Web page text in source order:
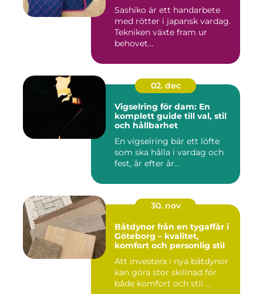
Sashiko är ett handarbete
med rötter i japansk vardag.
Tekniken växte fram ur
behovet...
02. dec
Vigselring för dam: En
komplett guide till val, stil
och hållbarhet
En vigselring bär ett löfte
som ska hålla i vardag och
fest, år efter år...
30. nov
Båtdynor från en tygaffär i
Göteborg – kvalitet,
komfort och personlig stil
Att investera i nya båtdynor
kan göra stor skillnad för
både komfort och stil ...